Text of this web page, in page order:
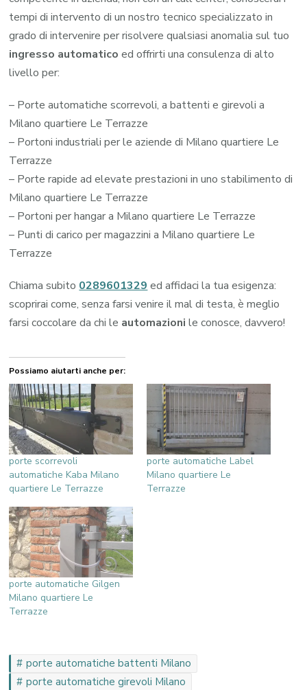
tempi di intervento di un nostro tecnico specializzato in
grado di intervenire per risolvere qualsiasi anomalia sul tuo
ingresso automatico ed offrirti una consulenza di alto
livello per:
– Porte automatiche scorrevoli, a battenti e girevoli a
Milano quartiere Le Terrazze
– Portoni industriali per le aziende di Milano quartiere Le
Terrazze
– Porte rapide ad elevate prestazioni in uno stabilimento di
Milano quartiere Le Terrazze
– Portoni per hangar a Milano quartiere Le Terrazze
– Punti di carico per magazzini a Milano quartiere Le
Terrazze
Chiama subito 0289601329 ed affidaci la tua esigenza:
scoprirai come, senza farsi venire il mal di testa, è meglio
farsi coccolare da chi le automazioni le conosce, davvero!
Possiamo aiutarti anche per:
porte scorrevoli
automatiche Kaba Milano
quartiere Le Terrazze
porte automatiche Label
Milano quartiere Le
Terrazze
porte automatiche Gilgen
Milano quartiere Le
Terrazze
porte automatiche battenti Milano
porte automatiche girevoli Milano